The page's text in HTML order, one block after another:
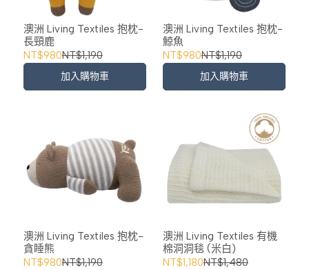
澳洲 Living Textiles 抱枕-
長頸鹿
NT$980NT$1,190
加入購物車
澳洲 Living Textiles 抱枕-
鯨魚
NT$980NT$1,190
加入購物車
澳洲 Living Textiles 抱枕-
貪睡熊
NT$980NT$1,190
澳洲 Living Textiles 有機
棉洞洞毯 (米白)
NT$1,180NT$1,480